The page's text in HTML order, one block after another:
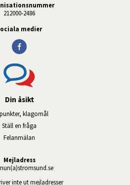
212000-2486
medier
Din åsikt
klagomål
Ställ en fråga
Felanmälan
Mejladress
inte ut mejladresser